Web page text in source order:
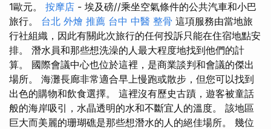
1歐元。 按摩店 - 埃及磅//乘坐空氣條件的公共汽車和小巴
旅行。 台北 外燴 推薦 台中 中醫 整骨 這項服務由當地旅
行社組織，因此有關此次旅行的任何投訴只能在住宿地點安
排。 潛水員和那些想洗澡的人最大程度地找到他們的計
算。 國際會議中心也位於這裡，是商業談判和會議的傑出
場所。 海灘長廊非常適合早上慢跑或散步，但您可以找到
出色的購物和飲食選擇。 這裡沒有歷史古蹟，遊客被童話
般的海岸吸引，水晶透明的水和不斷宜人的溫度。 該地區
巨大而美麗的珊瑚礁是那些想潛水的人的絕佳場所。 幾位